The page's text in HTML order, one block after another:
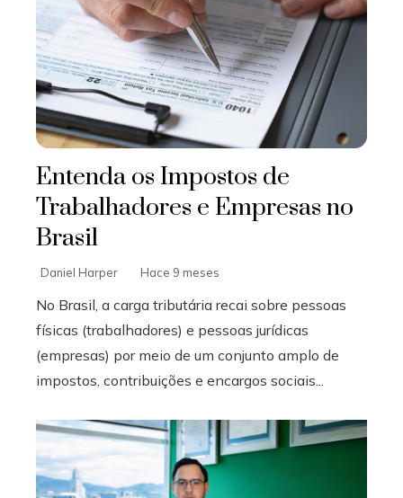
Entenda os Impostos de
Trabalhadores e Empresas no
Brasil
Daniel Harper Hace 9 meses
No Brasil, a carga tributária recai sobre pessoas
físicas (trabalhadores) e pessoas jurídicas
(empresas) por meio de um conjunto amplo de
impostos, contribuições e encargos sociais...